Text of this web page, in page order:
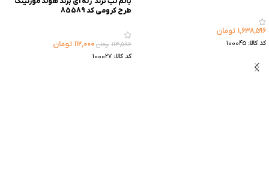
۱,۶۳۸,۵۹۶ تومان
کد کالا: 100045
طرح کرومی کد 85589
۱۱۳,۵۸۶ تومان ۱۱۲,۰۰۰ تومان
کد کالا: 100027